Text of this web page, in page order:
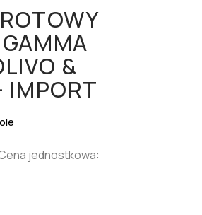
&
IMPORT
jednostkowa: